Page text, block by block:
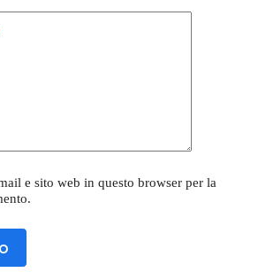
e sito web in questo browser per la